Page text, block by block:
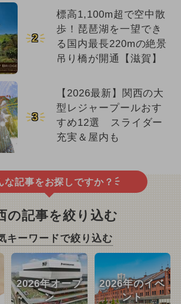
2
標高1,100m超で空中散
歩！琵琶湖を一望でき
る国内最長220mの絶景
吊り橋が開通【滋賀】
3
【2026最新】関西の大
型レジャープールおす
すめ12選 スライダー
充実＆屋内も
な記事をお探しですか？
の記事を絞り込む
キーワードで絞り込む
2026年オープ
ン
2026年のイベ
ント